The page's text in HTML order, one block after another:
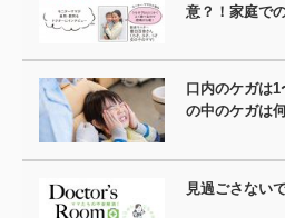
意？！家庭で
口内のケガは1
の中のケガは
見過ごさない